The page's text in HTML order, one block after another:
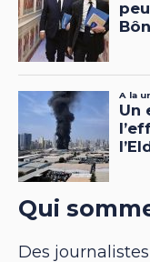
Qui
Des